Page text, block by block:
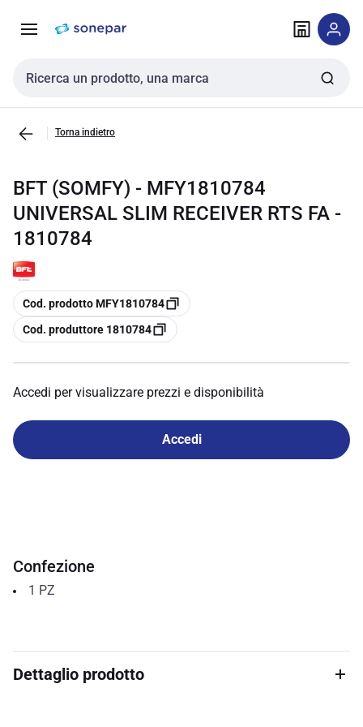
navigazione alla
Cerca input
Torna indietro
BFT (SOMFY) - MFY1810784
UNIVERSAL SLIM RECEIVER RTS FA -
1810784
copia
Cod. prodotto MFY1810784
copia
Cod. produttore 1810784
Accedi per visualizzare prezzi e disponibilità
Accedi
Confezione
1 PZ
Dettaglio prodotto